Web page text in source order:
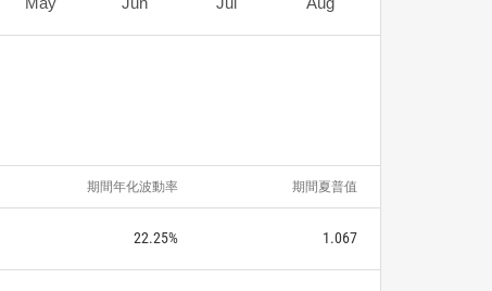
期間年化波動率 期間夏普值
22.25% 1.067